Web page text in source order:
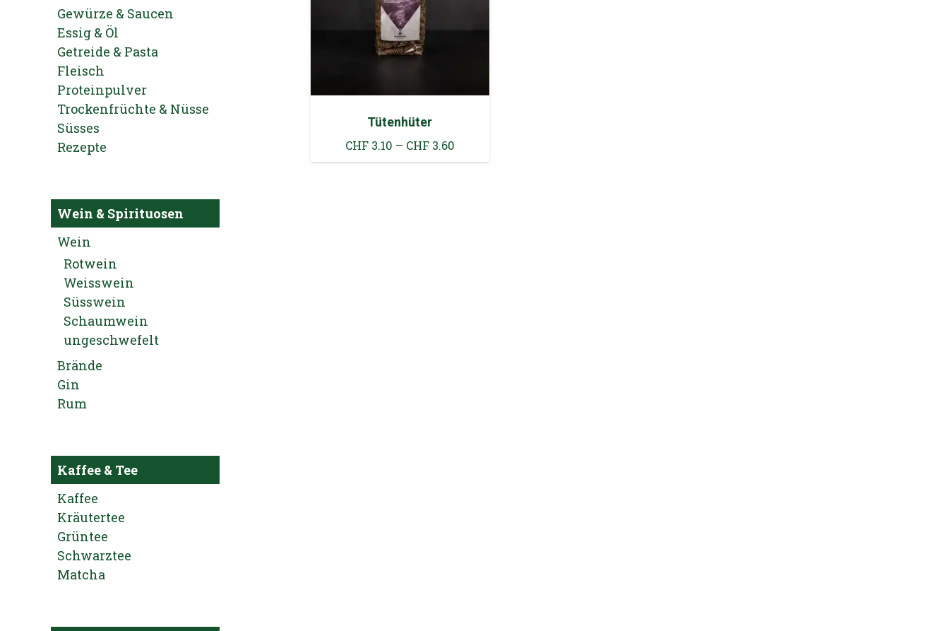
Gewürze & Saucen
Essig & Öl
Getreide & Pasta
Fleisch
Proteinpulver
Trockenfrüchte & Nüsse
Süsses
Rezepte
Wein & Spirituosen
Wein
Rotwein
Weisswein
Süsswein
Schaumwein
ungeschwefelt
Brände
Gin
Rum
Kaffee & Tee
Kaffee
Kräutertee
Grüntee
Schwarztee
Matcha
Tütenhüter
CHF3.10 – CHF3.60Preisspanne:
CHF 3.10